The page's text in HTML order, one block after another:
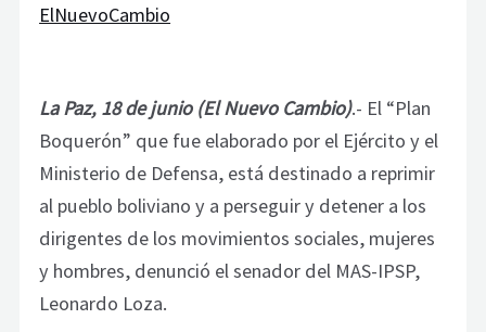
ElNuevoCambio
La Paz, 18 de junio (El Nuevo Cambio).- El “Plan
Boquerón” que fue elaborado por el Ejército y el
Ministerio de Defensa, está destinado a reprimir
al pueblo boliviano y a perseguir y detener a los
dirigentes de los movimientos sociales, mujeres
y hombres, denunció el senador del MAS-IPSP,
Leonardo Loza.